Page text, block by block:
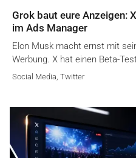
Grok baut eure Anzeigen:
im Ads Manager
Elon Musk macht ernst mit
Werbung. X hat einen Beta-
Social Media, Twitter